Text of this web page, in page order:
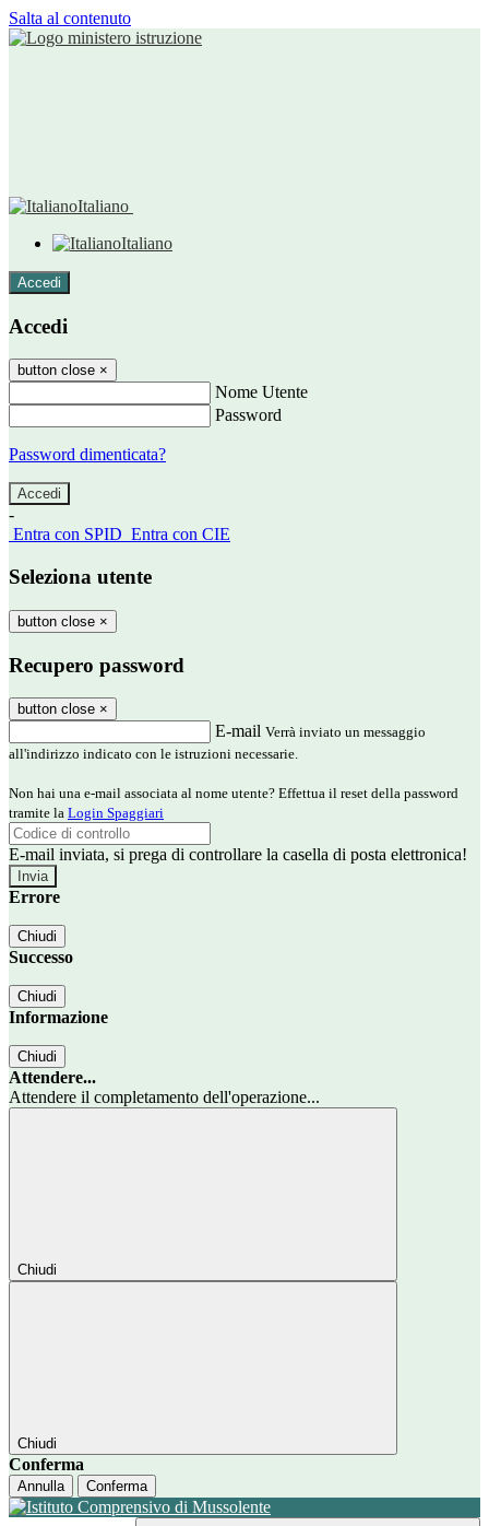
Salta al contenuto
Italiano
Italiano
Accedi
Accedi
button close ×
Nome Utente
Password
Password dimenticata?
-
Entra con SPID Entra con CIE
Seleziona utente
button close ×
Recupero password
button close ×
E-mail Verrà inviato un messaggio
all'indirizzo indicato con le istruzioni necessarie.
Non hai una e-mail associata al nome utente? Effettua il reset della password
tramite la Login Spaggiari
E-mail inviata, si prega di controllare la casella di posta elettronica!
Errore
Chiudi
Successo
Chiudi
Informazione
Chiudi
Attendere...
Attendere il completamento dell'operazione...
Chiudi
Chiudi
Conferma
Annulla Conferma